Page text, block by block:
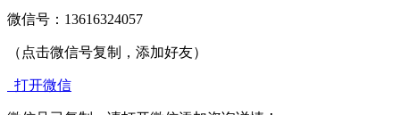
微信号： 13616324057
（点击微信号复制，添加好友）
打开微信